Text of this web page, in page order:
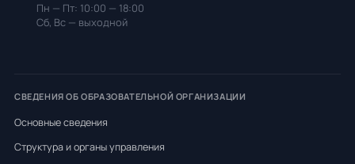
Пн — Пт: 10:00 — 18:00
Сб, Вс — выходной
СВЕДЕНИЯ ОБ ОБРАЗОВАТЕЛЬНОЙ ОРГАНИЗАЦИИ
Основные сведения
Структура и органы управления